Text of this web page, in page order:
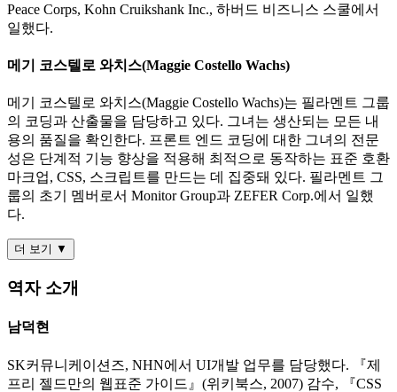
Peace Corps, Kohn Cruikshank Inc., 하버드 비즈니스 스쿨에서
일했다.
메기 코스텔로 와치스(Maggie Costello Wachs)
메기 코스텔로 와치스(Maggie Costello Wachs)는 필라멘트 그룹
의 코딩과 산출물을 담당하고 있다. 그녀는 생산되는 모든 내
용의 품질을 확인한다. 프론트 엔드 코딩에 대한 그녀의 전문
성은 단계적 기능 향상을 적용해 최적으로 동작하는 표준 호환
마크업, CSS, 스크립트를 만드는 데 집중돼 있다. 필라멘트 그
룹의 초기 멤버로서 Monitor Group과 ZEFER Corp.에서 일했
다.
더 보기 ▼
역자 소개
남덕현
SK커뮤니케이션즈, NHN에서 UI개발 업무를 담당했다. 『제
프리 젤드만의 웹표준 가이드』(위키북스, 2007) 감수, 『CSS